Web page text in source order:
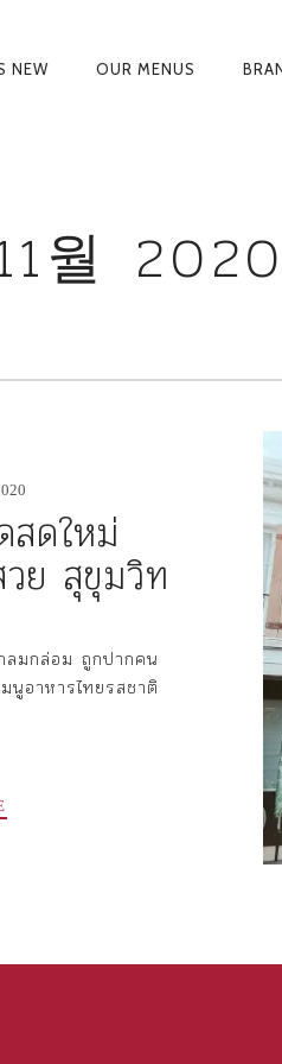
NEW OUR MENUS
월 2020
ดใหม่
ย สุขุมวิท
ลมกล่อม ถูกปากคน
นูอาหารไทยรสชาติ